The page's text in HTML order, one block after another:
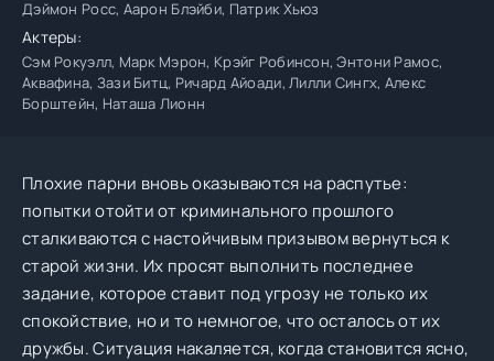
Дэймон Росс, Аарон Блэйби, Патрик Хьюз
Актеры:
Сэм Рокуэлл, Марк Мэрон, Крэйг Робинсон, Энтони Рамос,
Аквафина, Зази Битц, Ричард Айоади, Лилли Сингх, Алекс
Борштейн, Наташа Лионн
Плохие парни вновь оказываются на распутье:
попытки отойти от криминального прошлого
сталкиваются с настойчивым призывом вернуться к
старой жизни. Их просят выполнить последнее
задание, которое ставит под угрозу не только их
спокойствие, но и то немногое, что осталось от их
дружбы. Ситуация накаляется, когда становится ясно,